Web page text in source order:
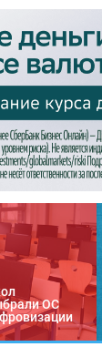
ОС